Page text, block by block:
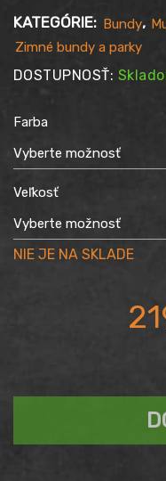
KATEGÓRIE: Bundy,
Zimné bundy a parky
DOSTUPNOSŤ:
Farba
Veľkosť